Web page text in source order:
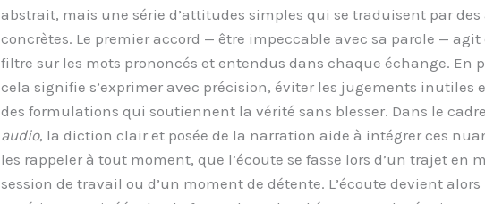
abstrait, mais une série d’attitudes simples qui se traduisent par des
concrètes. Le premier accord — être impeccable avec sa parole —
filtre sur les mots prononcés et entendus dans chaque échange. En
cela signifie s’exprimer avec précision, éviter les jugements inutiles
des formulations qui soutiennent la vérité sans blesser. Dans le
audio, la diction clair et posée de la narration aide à intégrer ces
les rappeler à tout moment, que l’écoute se fasse lors d’un trajet en
session de travail ou d’un moment de détente. L’écoute devient alors